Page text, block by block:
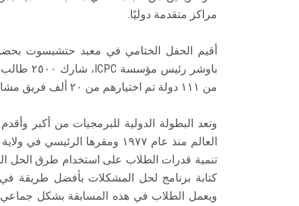
مراكز متقدمة دوليًا.
أقيم الحفل الختامي في معبد حتشبسوت
من ١١١ دولة تم اختيارهم من ٢٠ ألف فريق مشارك هذا العام يمثلون ٨ مناطق إقليمية دولية.
وتعد البطولة الدولية للبرمجيات من أكبر
العالم منذ عام ١٩٧٧ ومقرها
تنمية قدرات الطلاب على استخدام طرق الحل
ويعمل الطلاب في هذه المسابقة بشكل